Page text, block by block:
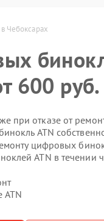
Чебоксарах
600 руб.
при отказе от
ATN
цифровых
ATN в течении
ATN